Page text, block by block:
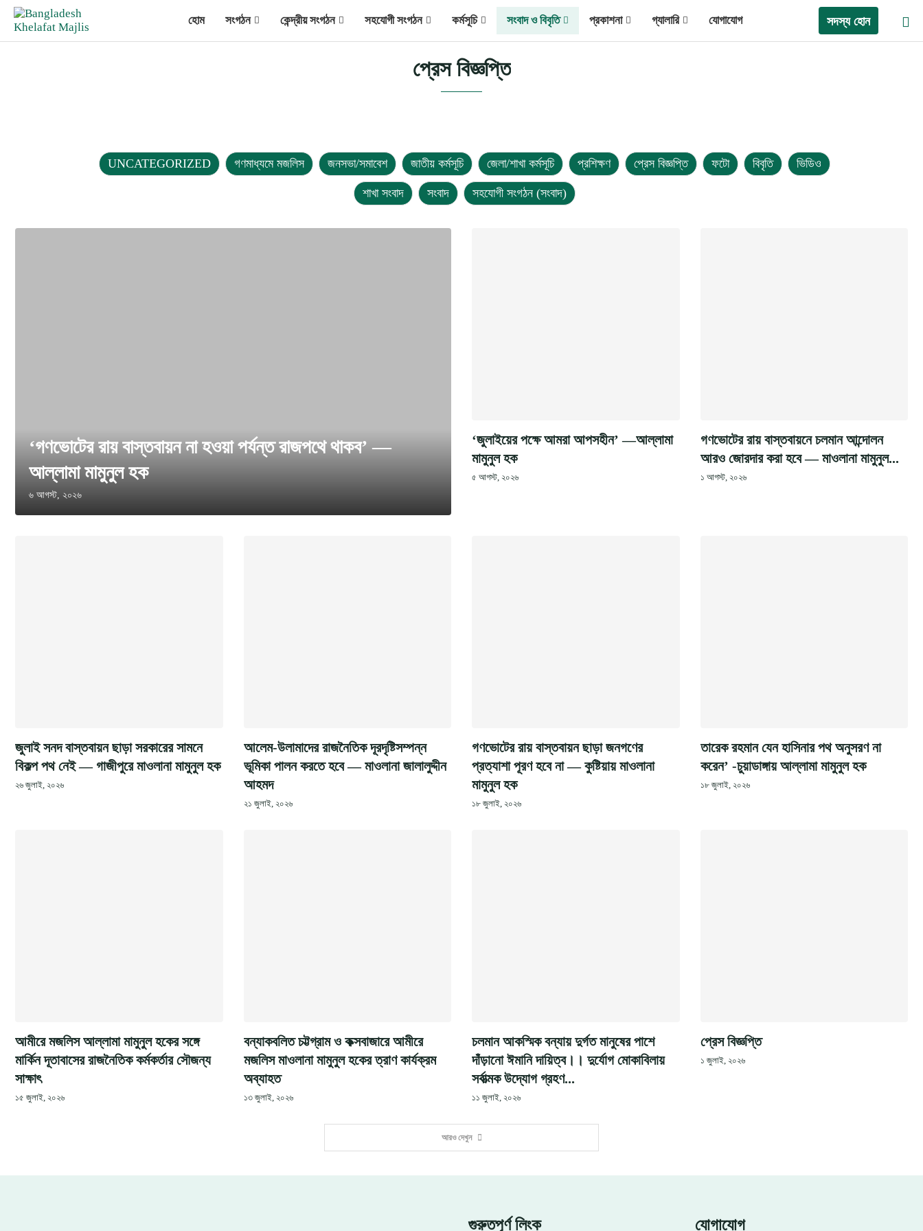
হোম সংগঠন কেন্দ্রীয় সংগঠন সহযোগী সংগঠন কর্মসূচি সংবাদ ও বিবৃতি প্রকাশনা গ্যালারি যোগাযোগ সদস্য হোন
প্রেস বিজ্ঞপ্তি
UNCATEGORIZED গণমাধ্যমে মজলিস জনসভা/সমাবেশ জাতীয় কর্মসূচি জেলা/শাখা কর্মসূচি প্রশিক্ষণ প্রেস বিজ্ঞপ্তি ফটো বিবৃতি ভিডিও
শাখা সংবাদ সংবাদ সহযোগী সংগঠন (সংবাদ)
‘গণভোটের রায় বাস্তবায়ন না হওয়া পর্যন্ত রাজপথে থাকব’ —
আল্লামা মামুনুল হক
৬ আগস্ট, ২০২৬
‘জুলাইয়ের পক্ষে আমরা আপসহীন’ —আল্লামা
মামুনুল হক
৫ আগস্ট, ২০২৬
গণভোটের রায় বাস্তবায়নে চলমান আন্দোলন
আরও জোরদার করা হবে — মাওলানা মামুনুল...
১ আগস্ট, ২০২৬
জুলাই সনদ বাস্তবায়ন ছাড়া সরকারের সামনে
বিকল্প পথ নেই — গাজীপুরে মাওলানা মামুনুল হক
২৬ জুলাই, ২০২৬
আলেম-উলামাদের রাজনৈতিক দূরদৃষ্টিসম্পন্ন
ভূমিকা পালন করতে হবে — মাওলানা জালালুদ্দীন
আহমদ
২১ জুলাই, ২০২৬
গণভোটের রায় বাস্তবায়ন ছাড়া জনগণের
প্রত্যাশা পূরণ হবে না — কুষ্টিয়ায় মাওলানা
মামুনুল হক
১৮ জুলাই, ২০২৬
​তারেক রহমান যেন হাসিনার পথ অনুসরণ না
করেন’ -চুয়াডাঙ্গায় আল্লামা মামুনুল হক ​
১৮ জুলাই, ২০২৬
আমীরে মজলিস আল্লামা মামুনুল হকের সঙ্গে
মার্কিন দূতাবাসের রাজনৈতিক কর্মকর্তার সৌজন্য
সাক্ষাৎ
১৫ জুলাই, ২০২৬
বন্যাকবলিত চট্টগ্রাম ও কক্সবাজারে আমীরে
মজলিস মাওলানা মামুনুল হকের ত্রাণ কার্যক্রম
অব্যাহত
১৩ জুলাই, ২০২৬
চলমান আকস্মিক বন্যায় দুর্গত মানুষের পাশে
দাঁড়ানো ঈমানি দায়িত্ব।। দুর্যোগ মোকাবিলায়
সর্বাত্মক উদ্যোগ গ্রহণ...
১১ জুলাই, ২০২৬
প্রেস বিজ্ঞপ্তি
১ জুলাই, ২০২৬
আরও দেখুন
গুরুতপূর্ণ লিংক যোগাযোগ